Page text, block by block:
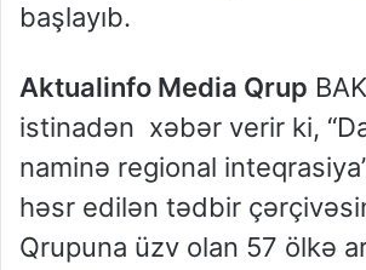
başlayıb.
Aktualinfo Media Qrup
istinadən xəbər verir ki,
naminə regional
həsr edilən tədbir
Qrupuna üzv olan 57 ölkə